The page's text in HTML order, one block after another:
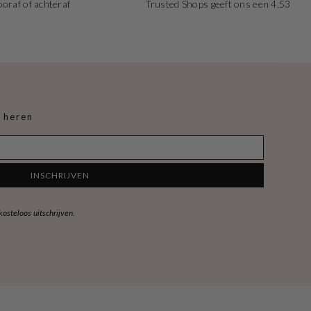
of achteraf
Trusted Shops geeft ons een 4.53
INSCHRIJVEN
uitschrijven.